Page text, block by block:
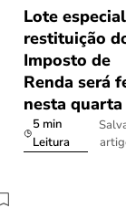
Lote
restituição
Imposto de
Renda será
nesta quarta
5 min
Leitura